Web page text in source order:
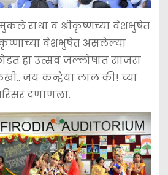
राधा व श्रीकृष्णच्या वेशभुषेत
वेशभुषेत असलेल्या
फोडत हा उत्सव जल्लोषात साजरा
जय कन्हैया लाल की! च्या
दणाणला.